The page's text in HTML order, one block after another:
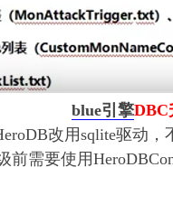
blue引擎DBC
改用sqlite驱动，
前需要使用